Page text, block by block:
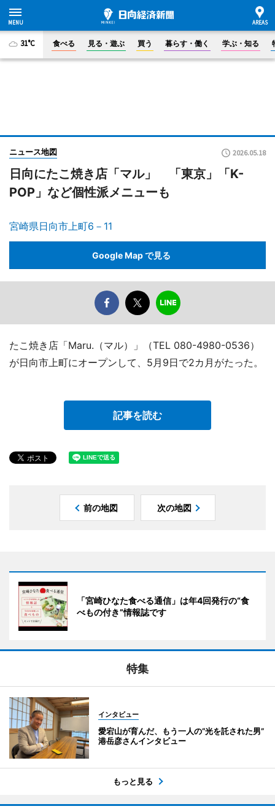
31°C 食べる 見る・遊ぶ 買う 暮らす・働く 学ぶ・知る
ニュース地図 2026.05.18
日向にたこ焼き店「マル」 「東京」「K-
POP」など個性派メニューも
宮崎県日向市上町6－11
Google Map で見る
たこ焼き店「Maru.（マル）」（TEL 080-4980-0536）
が日向市上町にオープンして、5月9日で2カ月がたった。
記事を読む
前の地図 次の地図
「宮崎ひなた食べる通信」は年4回発行の“食
べもの付き”情報誌です
特集
インタビュー
愛宕山が育んだ、もう一人の“光を託された男”
港岳彦さんインタビュー
もっと見る